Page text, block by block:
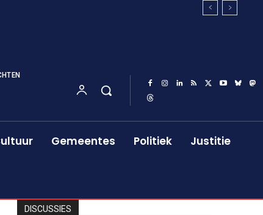
Gemeentes Politiek Justitie
DISCUSSIES